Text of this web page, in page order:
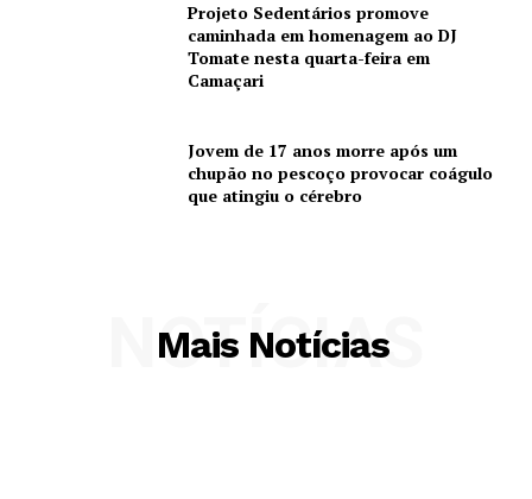
Projeto Sedentários promove
caminhada em homenagem ao DJ
Tomate nesta quarta-feira em
Camaçari
Jovem de 17 anos morre após um
chupão no pescoço provocar coágulo
que atingiu o cérebro
Mais Notícias
NOTÍCIAS